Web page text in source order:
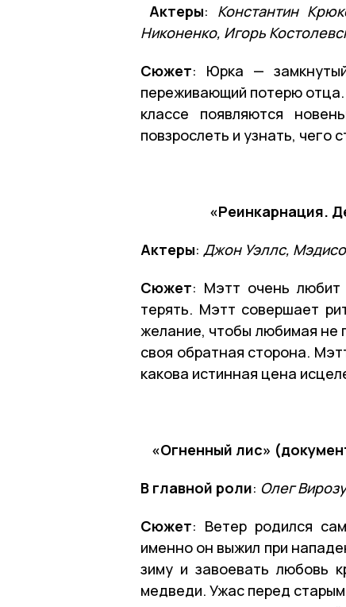
Актеры: Константин
Никоненко, Игорь
Сюжет: Юрка —
переживающий потерю
классе появляются
повзрослеть и узнать, чего
«Реинкарнация.
Актеры: Джон Уэллс,
Сюжет: Мэтт очень
терять. Мэтт совершает
желание, чтобы любимая не
своя обратная сторона.
какова истинная цена
«Огненный лис»
В главной роли: Олег
Сюжет: Ветер родился
именно он выжил при
зиму и завоевать любовь
медведи. Ужас перед